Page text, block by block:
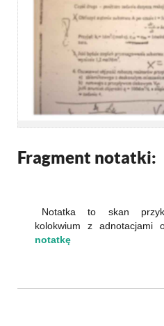
Fragment notatki:
Notatka to skan
kolokwium z adnotacjami
notatkę